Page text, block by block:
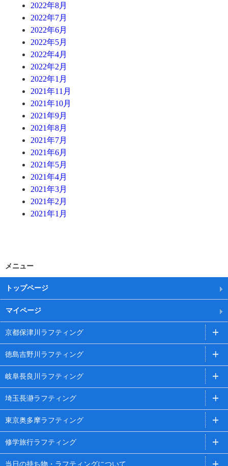
2022年8月
2022年7月
2022年6月
2022年5月
2022年4月
2022年2月
2022年1月
2021年11月
2021年10月
2021年9月
2021年8月
2021年7月
2021年6月
2021年5月
2021年4月
2021年3月
2021年2月
2021年1月
メニュー
トップページ
マイページ
京都保津川ラフティング
徳島吉野川ラフティング
岐阜長良川ラフティング
埼玉長瀞ラフティング
東京奥多摩ラフティング
修学旅行ラフティング
当日の持ち物・ラフティングについて